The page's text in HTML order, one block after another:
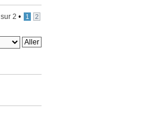
sur 2 • 1 2